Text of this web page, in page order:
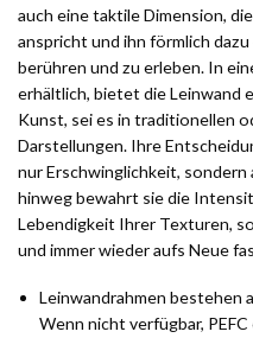
auch eine taktile Dimension,
anspricht und ihn förmlich
berühren und zu erleben. In
erhältlich, bietet die Leinwand
Kunst, sei es in traditionellen
Darstellungen. Ihre
nur Erschwinglichkeit, sondern
hinweg bewahrt sie die
Lebendigkeit Ihrer Texturen,
und immer wieder aufs Neue
Leinwandrahmen bestehen
Wenn nicht verfügbar,